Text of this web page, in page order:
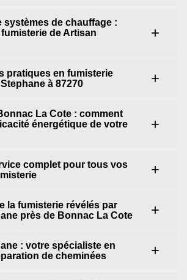
systèmes de chauffage :
de Artisan
pratiques en fumisterie
à 87270
La Cote : comment
énergétique de votre
complet pour tous vos
la fumisterie révélés par
près de Bonnac La Cote
: votre spécialiste en
de cheminées